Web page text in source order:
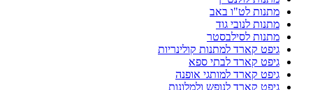
מתנות לט"ו באב
מתנות לנובי גוד
מתנות לסילבסטר
גיפט קארד למתנות קולינריות
גיפט קארד לבתי ספא
גיפט קארד למותגי אופנה
גיפט קארד לנופש ולמלונות